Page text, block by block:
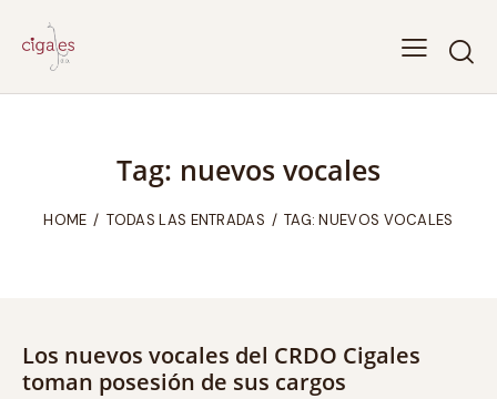
Tag: nuevos vocales
HOME TODAS LAS ENTRADAS TAG: NUEVOS VOCALES
Los nuevos vocales del CRDO Cigales
toman posesión de sus cargos